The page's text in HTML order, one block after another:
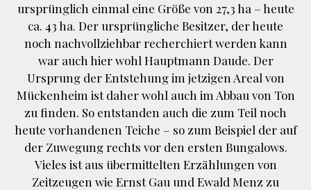
ursprünglich einmal eine Größe von 27,3 ha – heute
ca. 43 ha. Der ursprüngliche Besitzer, der heute
noch nachvollziehbar recherchiert werden kann
war auch hier wohl Hauptmann Daude. Der
Ursprung der Entstehung im jetzigen Areal von
Mückenheim ist daher wohl auch im Abbau von Ton
zu finden. So entstanden auch die zum Teil noch
heute vorhandenen Teiche – so zum Beispiel der auf
der Zuwegung rechts vor den ersten Bungalows.
Vieles ist aus übermittelten Erzählungen von
Zeitzeugen wie Ernst Gau und Ewald Menz zu